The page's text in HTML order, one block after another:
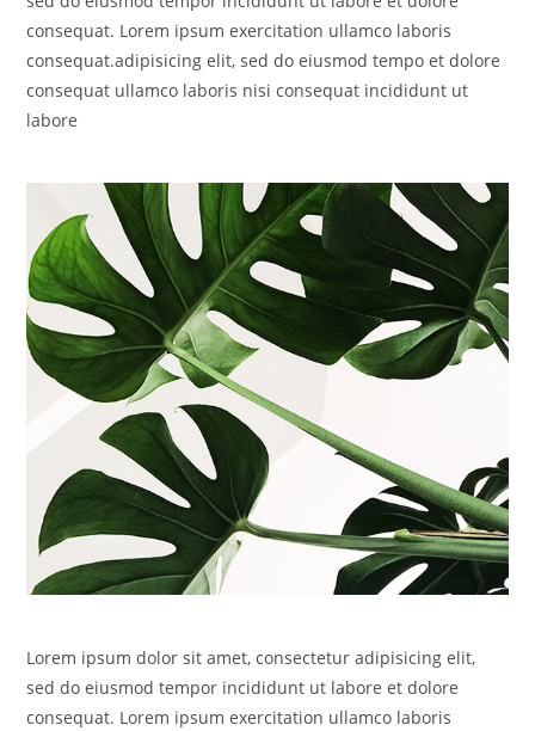
consequat. Lorem ipsum exercitation ullamco laboris
consequat.adipisicing elit, sed do eiusmod tempo et dolore
consequat ullamco laboris nisi consequat incididunt ut
labore
Lorem ipsum dolor sit amet, consectetur adipisicing elit,
sed do eiusmod tempor incididunt ut labore et dolore
consequat. Lorem ipsum exercitation ullamco laboris